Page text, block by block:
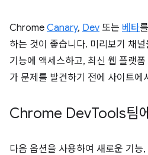
Chrome Canary, Dev 또는 베타
하는 것이 좋습니다. 미리보기 채
기능에 액세스하고, 최신 웹 플랫
가 문제를 발견하기 전에 사이트에
Chrome DevTools팀
다음 옵션을 사용하여 새로운 기